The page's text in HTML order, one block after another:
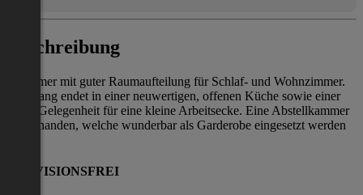
Beschreibung
2 Zimmer mit guter Raumaufteilung für Schlaf- und Wohnzimmer.
Der Gang endet in einer neuwertigen, offenen Küche sowie einer
guten Gelegenheit für eine kleine Arbeitsecke. Eine Abstellkammer
ist vorhanden, welche wunderbar als Garderobe eingesetzt werden
PROVISIONSFREI